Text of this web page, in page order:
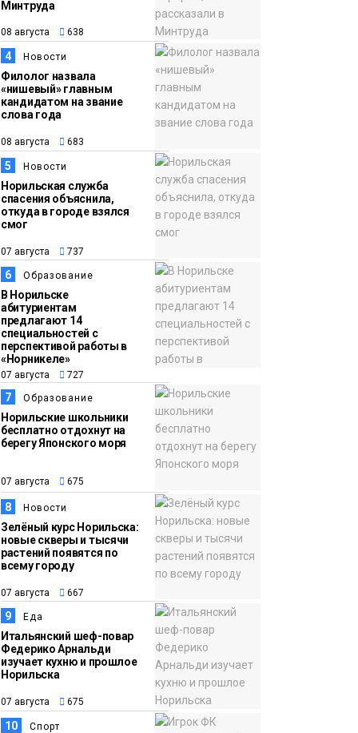
15:11
07 августа
Спорт
Игрок ФК «Норильск»
Артём Антошкин
помог сборной России
взять золото в
футзальном турнире
Минтруда
08 августа 638
4 Новости
Филолог назвала
«нишевый» главным
кандидатом на звание
слова года
08 августа 683
5 Новости
Норильская служба
спасения объяснила,
откуда в городе взялся
смог
07 августа 737
6 Образование
В Норильске
абитуриентам
предлагают 14
специальностей с
перспективой работы в
«Норникеле»
07 августа 727
7 Образование
Норильские школьники
бесплатно отдохнут на
берегу Японского моря
07 августа 675
8 Новости
Зелёный курс Норильска:
новые скверы и тысячи
растений появятся по
всему городу
07 августа 667
9 Еда
Итальянский шеф-повар
Федерико Арнальди
изучает кухню и прошлое
Норильска
07 августа 675
10 Спорт